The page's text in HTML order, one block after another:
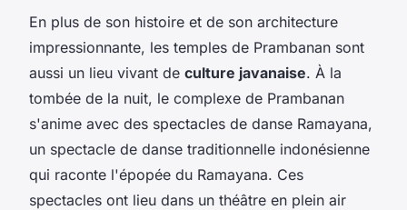
En plus de son histoire et de son architecture
impressionnante, les temples de Prambanan sont
aussi un lieu vivant de culture javanaise. À la
tombée de la nuit, le complexe de Prambanan
s'anime avec des spectacles de danse Ramayana,
un spectacle de danse traditionnelle indonésienne
qui raconte l'épopée du Ramayana. Ces
spectacles ont lieu dans un théâtre en plein air